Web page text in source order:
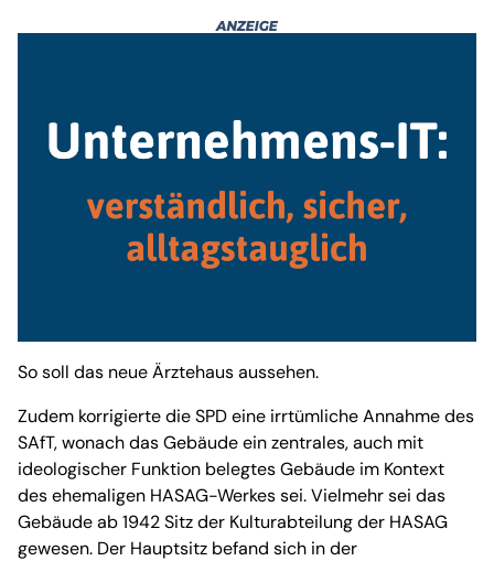
So soll das neue Ärztehaus aussehen.
Zudem korrigierte die SPD eine irrtümliche Annahme des
SAfT, wonach das Gebäude ein zentrales, auch mit
ideologischer Funktion belegtes Gebäude im Kontext
des ehemaligen HASAG-Werkes sei. Vielmehr sei das
Gebäude ab 1942 Sitz der Kulturabteilung der HASAG
gewesen. Der Hauptsitz befand sich in der